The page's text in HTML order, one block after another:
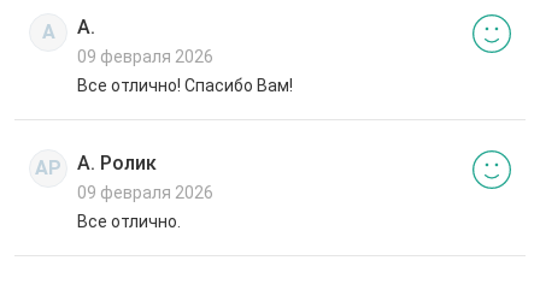
А А.
09 февраля 2026
Все отлично! Спасибо Вам!
АР А. Ролик
09 февраля 2026
Все отлично.